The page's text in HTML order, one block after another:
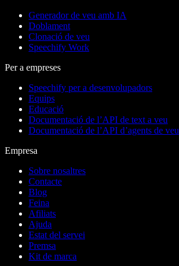
Generador de veu amb IA
Doblament
Clonació de veu
Speechify Work
Per a empreses
Speechify per a desenvolupadors
Equips
Educació
Documentació de l’API de text a veu
Documentació de l’API d’agents de veu
Empresa
Sobre nosaltres
Contacte
Blog
Feina
Afiliats
Ajuda
Estat del servei
Premsa
Kit de marca